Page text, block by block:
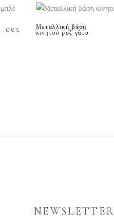
σελίδα
προϊόντος
€
Μεταλλική βάση
κινητού ροζ γάτα
NEWSLETTER